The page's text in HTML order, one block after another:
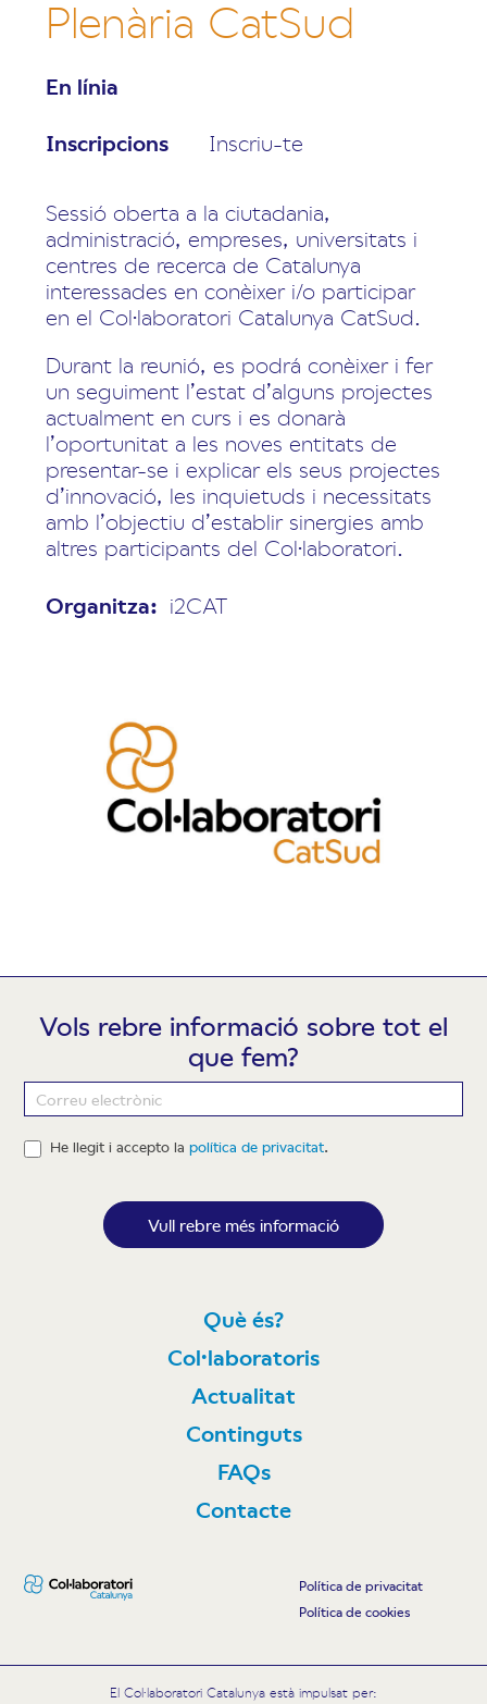
Plenària CatSud
En línia
Inscripcions
Inscriu-te
Sessió oberta a la ciutadania,
administració, empreses, universitats i
centres de recerca de Catalunya
interessades en conèixer i/o participar
en el Col·laboratori Catalunya CatSud.
Durant la reunió, es podrá conèixer i fer
un seguiment l’estat d’alguns projectes
actualment en curs i es donarà
l’oportunitat a les noves entitats de
presentar-se i explicar els seus projectes
d’innovació, les inquietuds i necessitats
amb l’objectiu d’establir sinergies amb
altres participants del Col·laboratori.
Organitza: i2CAT
Vols rebre informació sobre tot el
que fem?
Newsletter
He llegit i accepto lapolítica de privacitat.
Vull rebre més informació
Què és?
Col·laboratoris
Actualitat
Continguts
FAQs
Contacte
Política de privacitat
Política de cookies
El Col·laboratori Catalunya està impulsat per: